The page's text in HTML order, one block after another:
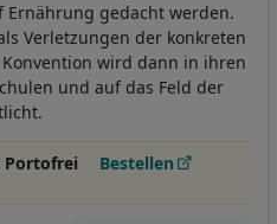
gedacht werden.
Verletzungen der konkreten
wird dann in ihren
und auf das Feld der
Portofrei Bestellen